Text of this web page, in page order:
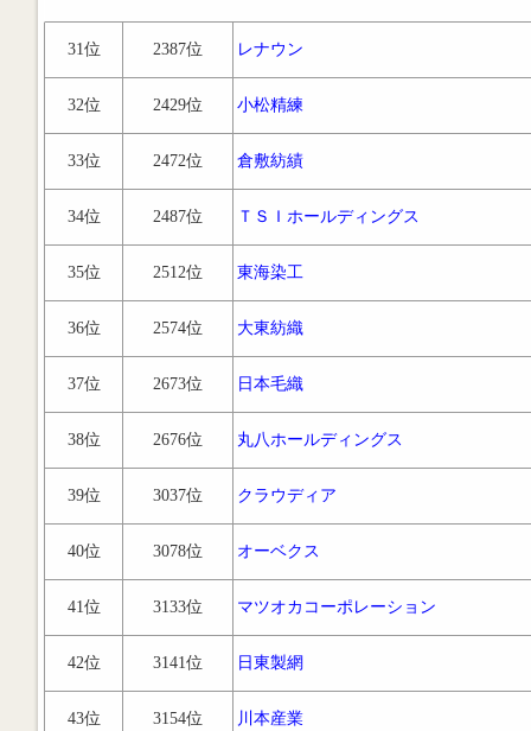
31位 2387位 レナウン
32位 2429位 小松精練
33位 2472位 倉敷紡績
34位 2487位 ＴＳＩホールディングス
35位 2512位 東海染工
36位 2574位 大東紡織
37位 2673位 日本毛織
38位 2676位 丸八ホールディングス
39位 3037位 クラウディア
40位 3078位 オーベクス
41位 3133位 マツオカコーポレーション
42位 3141位 日東製網
43位 3154位 川本産業